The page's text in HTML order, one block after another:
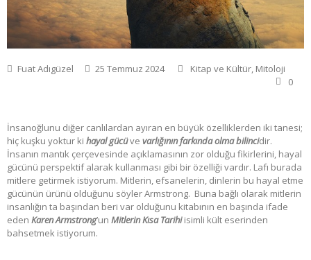
Fuat Adıgüzel 25 Temmuz 2024 Kitap ve Kültür, Mitoloji
0
İnsanoğlunu diğer canlılardan ayıran en büyük özelliklerden iki tanesi;
hiç kuşku yoktur ki hayal gücüve varlığının farkında olma bilincidir.
İnsanın mantık çerçevesinde açıklamasının zor olduğu fikirlerini, hayal
gücünü perspektif alarak kullanması gibi bir özelliği vardır. Lafı burada
mitlere getirmek istiyorum. Mitlerin, efsanelerin, dinlerin bu hayal etme
gücünün ürünü olduğunu söyler Armstrong. Buna bağlı olarak mitlerin
insanlığın ta başından beri var olduğunu kitabının en başında ifade
eden Karen Armstrong’un Mitlerin Kısa Tarihiisimli kült eserinden
bahsetmek istiyorum.